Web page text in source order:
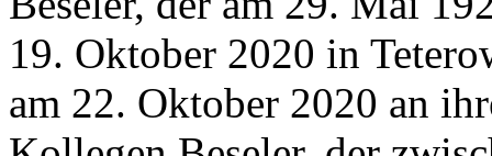
19. Oktober 2020 in
am 22. Oktober 2020 an